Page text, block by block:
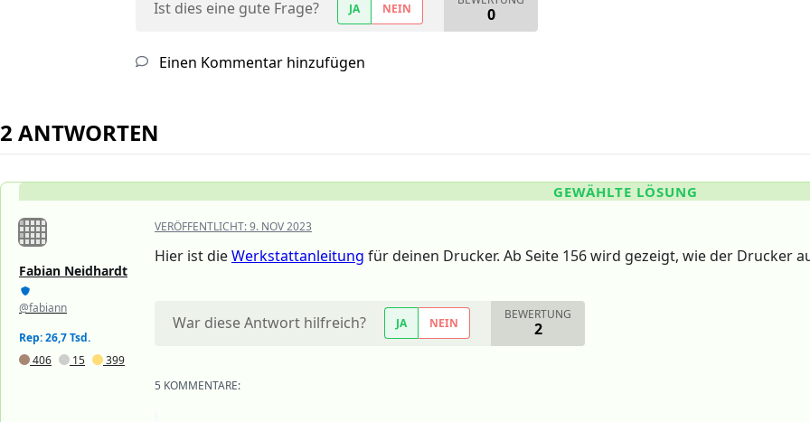
Ist dies eine gute Frage? JA NEIN 0
Einen Kommentar hinzufügen
2 ANTWORTEN
GEWÄHLTE LÖSUNG
Fabian Neidhardt
@fabiann
Rep: 26,7 Tsd.
406
15 399
VERÖFFENTLICHT:9. NOV 2023
Hier ist dieWerkstattanleitung für deinen Drucker. Ab Seite 156 wird gezeigt, wie der Drucker
War diese Antwort hilfreich? JA NEIN
BEWERTUNG
2
5 KOMMENTARE: